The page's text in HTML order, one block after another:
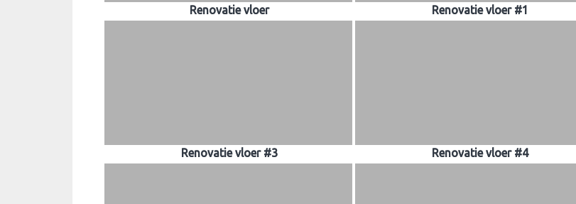
Renovatie vloer Renovatie vloer #1
Renovatie vloer #3 Renovatie vloer #4